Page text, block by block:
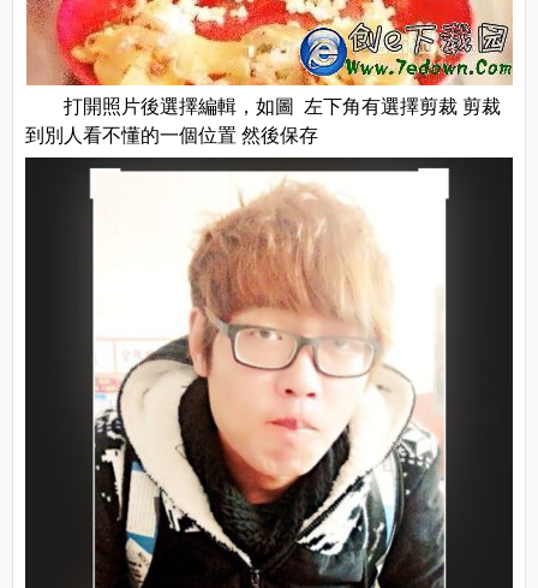
打開照片後選擇編輯，如圖 左下角有選擇剪裁 剪裁
到別人看不懂的一個位置 然後保存